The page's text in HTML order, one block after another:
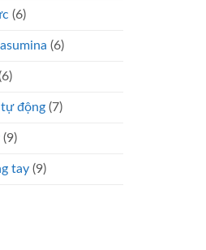
(6)
(6)
tự động (7)
(9)
tay (9)